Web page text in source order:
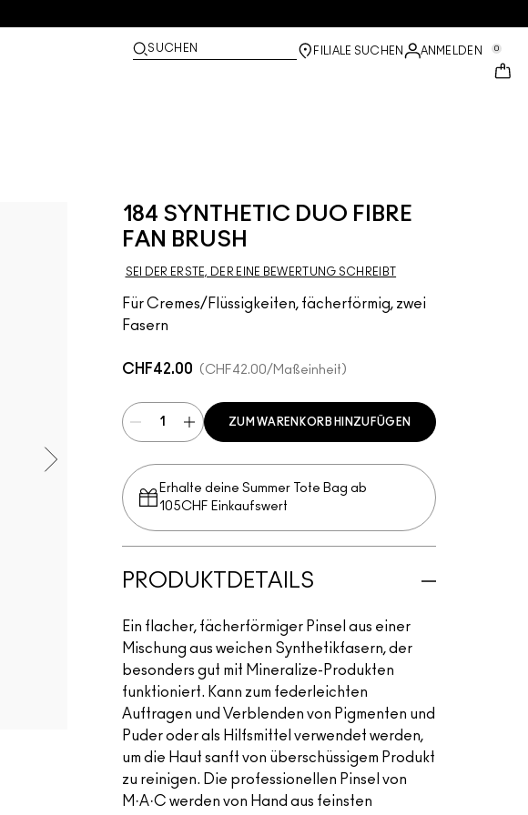
SUCHEN FILIALE SUCHEN ANMELDEN 0
184 SYNTHETIC DUO FIBRE
FAN BRUSH
SEI DER ERSTE, DER EINE BEWERTUNG SCHREIBT
Für Cremes/Flüssigkeiten, fächerförmig, zwei
Fasern
CHF42.00 CHF42.00/Maßeinheit
ZUM WARENKORB HINZUFÜGEN
Erhalte deine Summer Tote Bag ab
105CHF Einkaufswert​
PRODUKTDETAILS
Ein flacher, fächerförmiger Pinsel aus einer
Mischung aus weichen Synthetikfasern, der
besonders gut mit Mineralize-Produkten
funktioniert. Kann zum federleichten
Auftragen und Verblenden von Pigmenten und
Puder oder als Hilfsmittel verwendet werden,
um die Haut sanft von überschüssigem Produkt
zu reinigen. Die professionellen Pinsel von
M·A·C werden von Hand aus feinsten